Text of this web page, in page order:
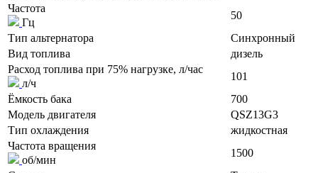
Частота
Гц
50
Тип альтернатора
Синхронный
Вид топлива
дизель
Расход топлива при 75% нагрузке, л/час
л/ч
101
Ёмкость бака
700
Модель двигателя
QSZ13G3
Тип охлаждения
жидкостная
Частота вращения
об/мин
1500